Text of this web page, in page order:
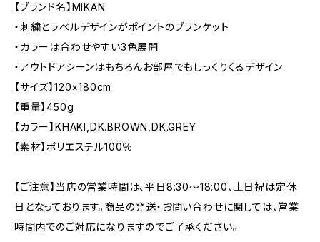
【ブランド名】MIKAN
・刺繍とラベルデザインがポイントのブランケット
・カラーは合わせやすい3色展開
・アウトドアシーンはもちろんお部屋でもしっくりくるデザイン
【サイズ】120×180cm
【重量】450g
【カラー】KHAKI,DK.BROWN,DK.GREY
【素材】ポリエステル100％
【ご注意】当店の営業時間は、平日8:30～18:00、土日祝は定休
日となっております。商品の発送・お問い合わせに関しては、営業
時間内でのご対応になりますのでご了承ください。